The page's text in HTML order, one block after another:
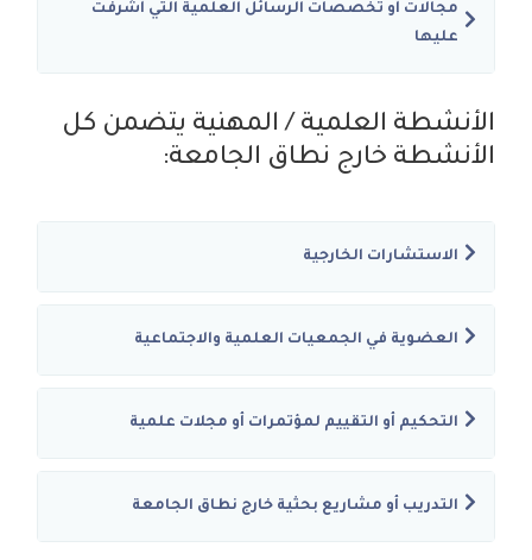
مجالات أو تخصصات الرسائل العلمية التي أشرفت
عليها
الأنشطة العلمية / المهنية يتضمن كل
الأنشطة خارج نطاق الجامعة:
الاستشارات الخارجية
العضوية في الجمعيات العلمية والاجتماعية
التحكيم أو التقييم لمؤتمرات أو مجلات علمية
التدريب أو مشاريع بحثية خارج نطاق الجامعة